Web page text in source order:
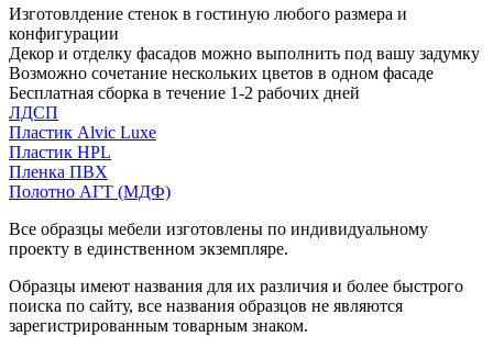
Изготовлдение стенок в гостиную любого размера и
конфигурации
Декор и отделку фасадов можно выполнить под вашу задумку
Возможно сочетание нескольких цветов в одном фасаде
Бесплатная сборка в течение 1-2 рабочих дней
ЛДСП
Пластик Alvic Luxe
Пластик HPL
Пленка ПВХ
Полотно АГТ (МДФ)
Все образцы мебели изготовлены по индивидуальному
проекту в единственном экземпляре.
Образцы имеют названия для их различия и более быстрого
поиска по сайту, все названия образцов не являются
зарегистрированным товарным знаком.